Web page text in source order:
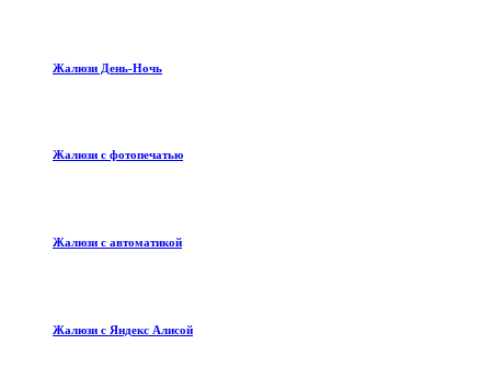
Жалюзи День-Ночь
Жалюзи с фотопечатью
Жалюзи с автоматикой
Жалюзи с Яндекс Алисой